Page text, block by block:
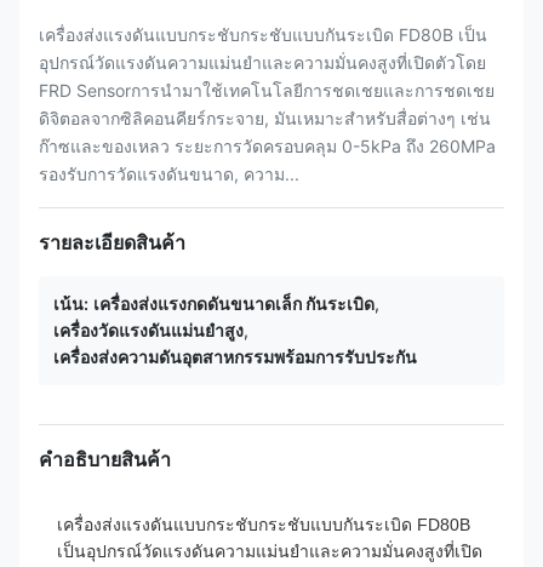
เครื่องส่งแรงดันแบบกระชับกระชับแบบกันระเบิด FD80B เป็น
อุปกรณ์วัดแรงดันความแม่นยําและความมั่นคงสูงที่เปิดตัวโดย
FRD Sensorการนํามาใช้เทคโนโลยีการชดเชยและการชดเชย
ดิจิตอลจากซิลิคอนคียร์กระจาย, มันเหมาะสําหรับสื่อต่างๆ เช่น
ก๊าซและของเหลว ระยะการวัดครอบคลุม 0-5kPa ถึง 260MPa
รองรับการวัดแรงดันขนาด, ความ...
รายละเอียดสินค้า
เน้น: เครื่องส่งแรงกดดันขนาดเล็ก กันระเบิด,
เครื่องวัดแรงดันแม่นยําสูง,
เครื่องส่งความดันอุตสาหกรรมพร้อมการรับประกัน
คําอธิบายสินค้า
เครื่องส่งแรงดันแบบกระชับกระชับแบบกันระเบิด FD80B
เป็นอุปกรณ์วัดแรงดันความแม่นยําและความมั่นคงสูงที่เปิด